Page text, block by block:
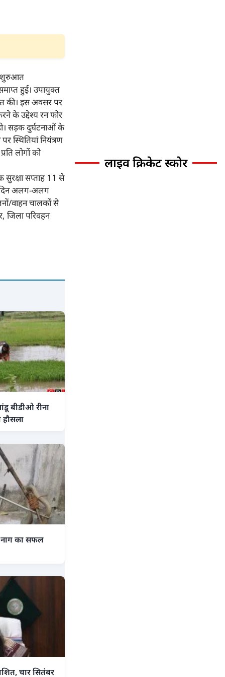
शुरुआत
हुई। उपायुक्त
की। इस अवसर पर
के उद्देश्य रन फोर
सड़क दुर्घटनाओं के
स्थितियां नियंत्रण
लोगों को
सुरक्षा सप्ताह 11 से
अलग-अलग
वाहन चालकों से
जिला परिवहन
बीडीओ रीना
हौसला
का सफल
चार सितंबर
लाइव क्रिकेट स्कोर